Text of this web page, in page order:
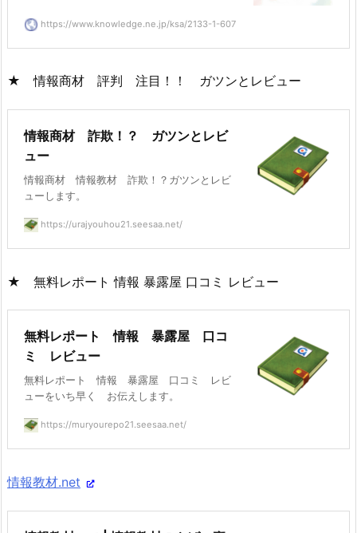
https://www.knowledge.ne.jp/ksa/2133-1-607
★ 情報商材 評判 注目！！ ガツンとレビュー
情報商材 詐欺！？ ガツンとレビ
ュー
情報商材 情報教材 詐欺！？ガツンとレビ
ューします。
https://urajyouhou21.seesaa.net/
★ 無料レポート 情報 暴露屋 口コミ レビュー
無料レポート 情報 暴露屋 口コ
ミ レビュー
無料レポート 情報 暴露屋 口コミ レビ
ューをいち早く お伝えします。
https://muryourepo21.seesaa.net/
情報教材.net